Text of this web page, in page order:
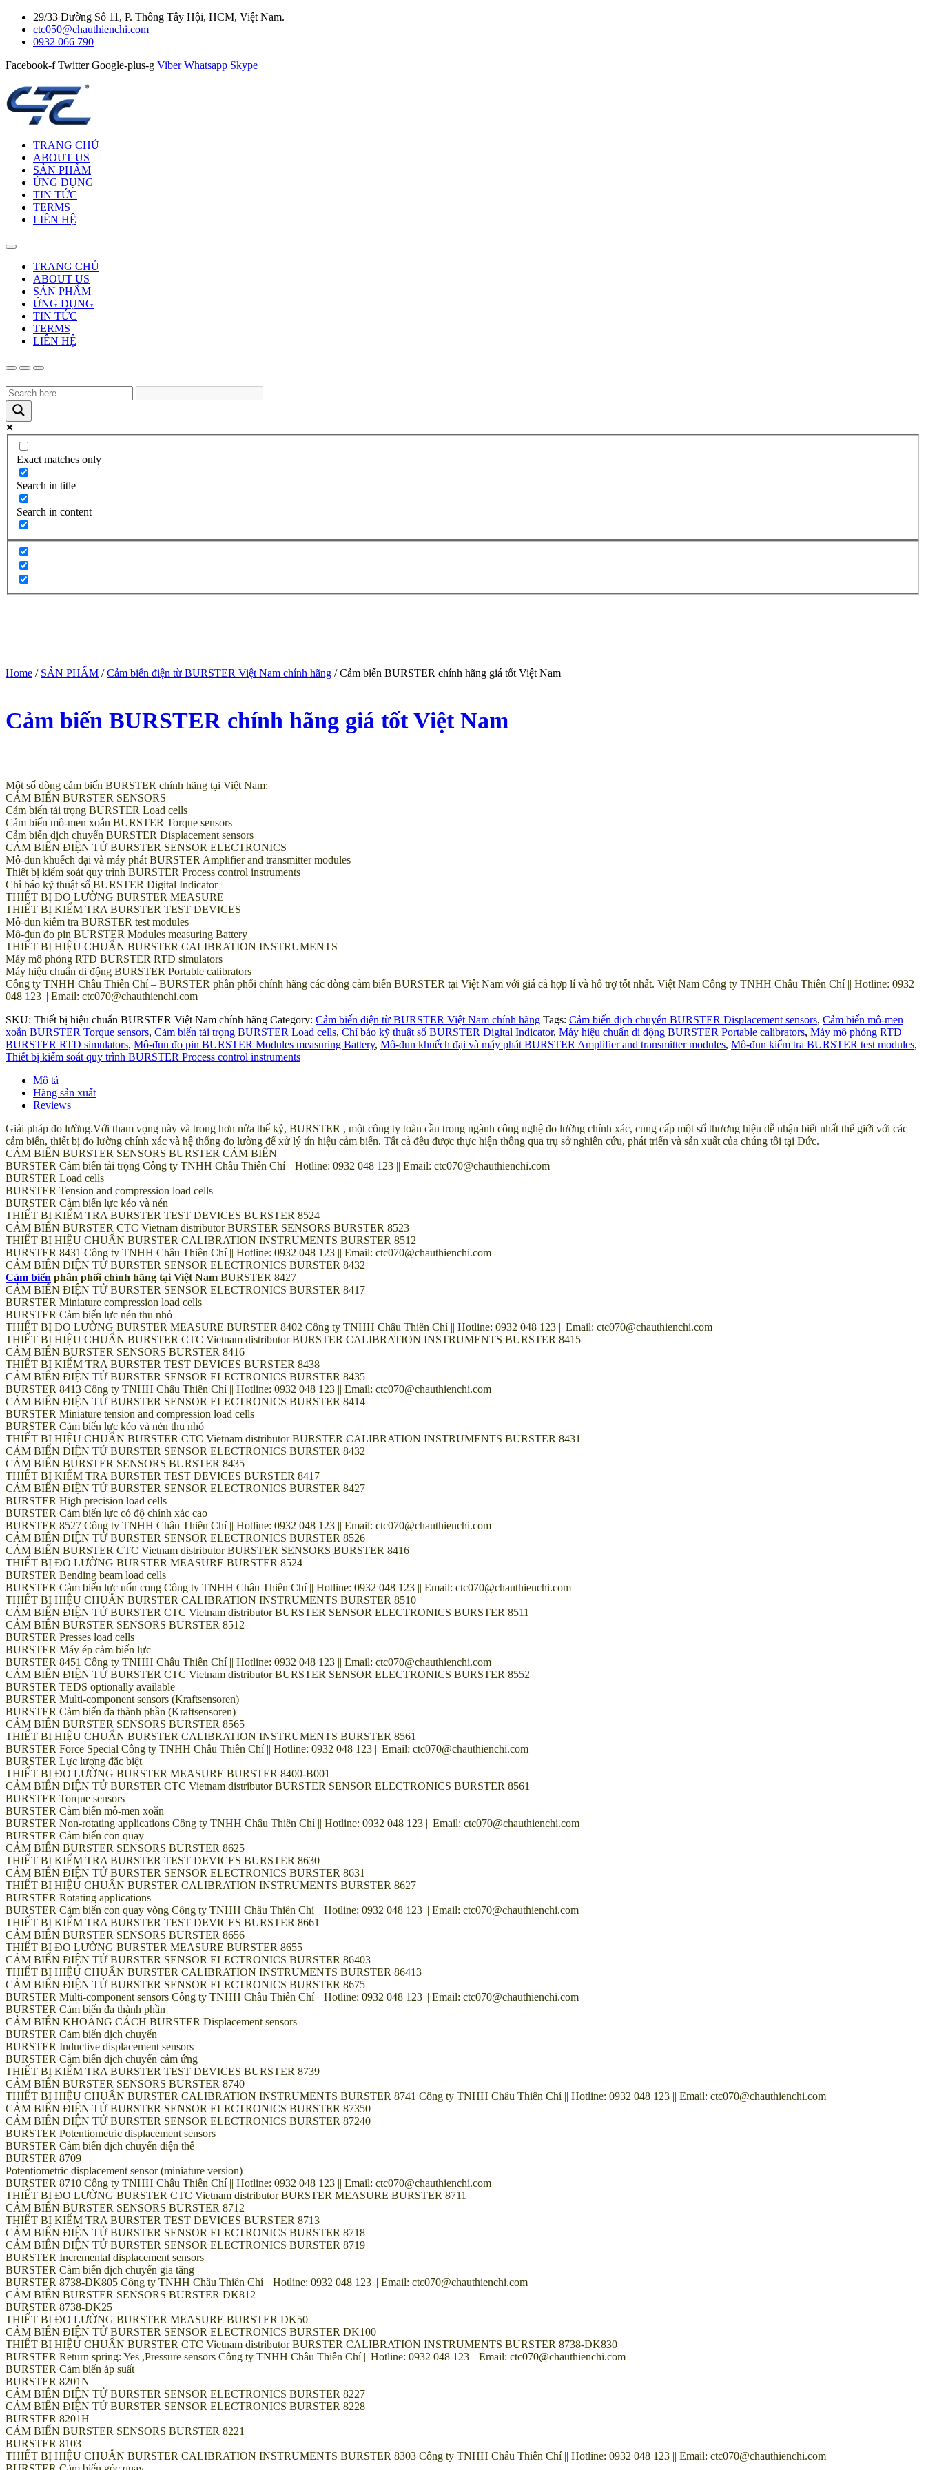
29/33 Đường Số 11, P. Thông Tây Hội, HCM, Việt Nam.
ctc050@chauthienchi.com
0932 066 790
Facebook-f Twitter Google-plus-g Viber Whatsapp Skype
TRANG CHỦ
ABOUT US
SẢN PHẨM
ỨNG DỤNG
TIN TỨC
TERMS
LIÊN HỆ
TRANG CHỦ
ABOUT US
SẢN PHẨM
ỨNG DỤNG
TIN TỨC
TERMS
LIÊN HỆ
Exact matches only
Search in title
Search in content
Home / SẢN PHẨM /Cảm biến điện từ BURSTER Việt Nam chính hãng / Cảm biến BURSTER chính hãng giá tốt Việt Nam
Cảm biến BURSTER chính hãng giá tốt Việt Nam
Một số dòng cảm biến BURSTER chính hãng tại Việt Nam:
CẢM BIẾN BURSTER SENSORS
Cảm biến tải trọng BURSTER Load cells
Cảm biến mô-men xoắn BURSTER Torque sensors
Cảm biến dịch chuyển BURSTER Displacement sensors
CẢM BIẾN ĐIỆN TỬ BURSTER SENSOR ELECTRONICS
Mô-đun khuếch đại và máy phát BURSTER Amplifier and transmitter modules
Thiết bị kiểm soát quy trình BURSTER Process control instruments
Chỉ báo kỹ thuật số BURSTER Digital Indicator
THIẾT BỊ ĐO LƯỜNG BURSTER MEASURE
THIẾT BỊ KIỂM TRA BURSTER TEST DEVICES
Mô-đun kiểm tra BURSTER test modules
Mô-đun đo pin BURSTER Modules measuring Battery
THIẾT BỊ HIỆU CHUẨN BURSTER CALIBRATION INSTRUMENTS
Máy mô phỏng RTD BURSTER RTD simulators
Máy hiệu chuẩn di động BURSTER Portable calibrators
Công ty TNHH Châu Thiên Chí – BURSTER phân phối chính hãng các dòng cảm biến BURSTER tại Việt Nam với giá cả hợp lí và hổ trợ tốt nhất. Việt Nam Công ty TNHH Châu Thiên Chí || Hotline: 0932
048 123 || Email: ctc070@chauthienchi.com
SKU: Thiết bị hiệu chuẩn BURSTER Việt Nam chính hãng Category: Cảm biến điện từ BURSTER Việt Nam chính hãng Tags: Cảm biến dịch chuyển BURSTER Displacement sensors, Cảm biến mô-men
xoắn BURSTER Torque sensors, Cảm biến tải trọng BURSTER Load cells, Chỉ báo kỹ thuật số BURSTER Digital Indicator, Máy hiệu chuẩn di động BURSTER Portable calibrators, Máy mô phỏng RTD
BURSTER RTD simulators, Mô-đun đo pin BURSTER Modules measuring Battery, Mô-đun khuếch đại và máy phát BURSTER Amplifier and transmitter modules, Mô-đun kiểm tra BURSTER test modules,
Thiết bị kiểm soát quy trình BURSTER Process control instruments
Mô tả
Hãng sản xuất
Reviews
Giải pháp đo lường.Với tham vọng này và trong hơn nửa thế kỷ, BURSTER , một công ty toàn cầu trong ngành công nghệ đo lường chính xác, cung cấp một số thương hiệu dễ nhận biết nhất thế giới với các
cảm biến, thiết bị đo lường chính xác và hệ thống đo lường để xử lý tín hiệu cảm biến. Tất cả đều được thực hiện thông qua trụ sở nghiên cứu, phát triển và sản xuất của chúng tôi tại Đức.
CẢM BIẾN BURSTER SENSORS BURSTER CẢM BIẾN
BURSTER Cảm biến tải trọng Công ty TNHH Châu Thiên Chí || Hotline: 0932 048 123 || Email: ctc070@chauthienchi.com
BURSTER Load cells
BURSTER Tension and compression load cells
BURSTER Cảm biến lực kéo và nén
THIẾT BỊ KIỂM TRA BURSTER TEST DEVICES BURSTER 8524
CẢM BIẾN BURSTER CTC Vietnam distributor BURSTER SENSORS BURSTER 8523
THIẾT BỊ HIỆU CHUẨN BURSTER CALIBRATION INSTRUMENTS BURSTER 8512
BURSTER 8431 Công ty TNHH Châu Thiên Chí || Hotline: 0932 048 123 || Email: ctc070@chauthienchi.com
CẢM BIẾN ĐIỆN TỬ BURSTER SENSOR ELECTRONICS BURSTER 8432
Cảm biến phân phối chính hãng tại Việt Nam BURSTER 8427
CẢM BIẾN ĐIỆN TỬ BURSTER SENSOR ELECTRONICS BURSTER 8417
BURSTER Miniature compression load cells
BURSTER Cảm biến lực nén thu nhỏ
THIẾT BỊ ĐO LƯỜNG BURSTER MEASURE BURSTER 8402 Công ty TNHH Châu Thiên Chí || Hotline: 0932 048 123 || Email: ctc070@chauthienchi.com
THIẾT BỊ HIỆU CHUẨN BURSTER CTC Vietnam distributor BURSTER CALIBRATION INSTRUMENTS BURSTER 8415
CẢM BIẾN BURSTER SENSORS BURSTER 8416
THIẾT BỊ KIỂM TRA BURSTER TEST DEVICES BURSTER 8438
CẢM BIẾN ĐIỆN TỬ BURSTER SENSOR ELECTRONICS BURSTER 8435
BURSTER 8413 Công ty TNHH Châu Thiên Chí || Hotline: 0932 048 123 || Email: ctc070@chauthienchi.com
CẢM BIẾN ĐIỆN TỬ BURSTER SENSOR ELECTRONICS BURSTER 8414
BURSTER Miniature tension and compression load cells
BURSTER Cảm biến lực kéo và nén thu nhỏ
THIẾT BỊ HIỆU CHUẨN BURSTER CTC Vietnam distributor BURSTER CALIBRATION INSTRUMENTS BURSTER 8431
CẢM BIẾN ĐIỆN TỬ BURSTER SENSOR ELECTRONICS BURSTER 8432
CẢM BIẾN BURSTER SENSORS BURSTER 8435
THIẾT BỊ KIỂM TRA BURSTER TEST DEVICES BURSTER 8417
CẢM BIẾN ĐIỆN TỬ BURSTER SENSOR ELECTRONICS BURSTER 8427
BURSTER High precision load cells
BURSTER Cảm biến lực có độ chính xác cao
BURSTER 8527 Công ty TNHH Châu Thiên Chí || Hotline: 0932 048 123 || Email: ctc070@chauthienchi.com
CẢM BIẾN ĐIỆN TỬ BURSTER SENSOR ELECTRONICS BURSTER 8526
CẢM BIẾN BURSTER CTC Vietnam distributor BURSTER SENSORS BURSTER 8416
THIẾT BỊ ĐO LƯỜNG BURSTER MEASURE BURSTER 8524
BURSTER Bending beam load cells
BURSTER Cảm biến lực uốn cong Công ty TNHH Châu Thiên Chí || Hotline: 0932 048 123 || Email: ctc070@chauthienchi.com
THIẾT BỊ HIỆU CHUẨN BURSTER CALIBRATION INSTRUMENTS BURSTER 8510
CẢM BIẾN ĐIỆN TỬ BURSTER CTC Vietnam distributor BURSTER SENSOR ELECTRONICS BURSTER 8511
CẢM BIẾN BURSTER SENSORS BURSTER 8512
BURSTER Presses load cells
BURSTER Máy ép cảm biến lực
BURSTER 8451 Công ty TNHH Châu Thiên Chí || Hotline: 0932 048 123 || Email: ctc070@chauthienchi.com
CẢM BIẾN ĐIỆN TỬ BURSTER CTC Vietnam distributor BURSTER SENSOR ELECTRONICS BURSTER 8552
BURSTER TEDS optionally available
BURSTER Multi-component sensors (Kraftsensoren)
BURSTER Cảm biến đa thành phần (Kraftsensoren)
CẢM BIẾN BURSTER SENSORS BURSTER 8565
THIẾT BỊ HIỆU CHUẨN BURSTER CALIBRATION INSTRUMENTS BURSTER 8561
BURSTER Force Special Công ty TNHH Châu Thiên Chí || Hotline: 0932 048 123 || Email: ctc070@chauthienchi.com
BURSTER Lực lượng đặc biệt
THIẾT BỊ ĐO LƯỜNG BURSTER MEASURE BURSTER 8400-B001
CẢM BIẾN ĐIỆN TỬ BURSTER CTC Vietnam distributor BURSTER SENSOR ELECTRONICS BURSTER 8561
BURSTER Torque sensors
BURSTER Cảm biến mô-men xoắn
BURSTER Non-rotating applications Công ty TNHH Châu Thiên Chí || Hotline: 0932 048 123 || Email: ctc070@chauthienchi.com
BURSTER Cảm biến con quay
CẢM BIẾN BURSTER SENSORS BURSTER 8625
THIẾT BỊ KIỂM TRA BURSTER TEST DEVICES BURSTER 8630
CẢM BIẾN ĐIỆN TỬ BURSTER SENSOR ELECTRONICS BURSTER 8631
THIẾT BỊ HIỆU CHUẨN BURSTER CALIBRATION INSTRUMENTS BURSTER 8627
BURSTER Rotating applications
BURSTER Cảm biến con quay vòng Công ty TNHH Châu Thiên Chí || Hotline: 0932 048 123 || Email: ctc070@chauthienchi.com
THIẾT BỊ KIỂM TRA BURSTER TEST DEVICES BURSTER 8661
CẢM BIẾN BURSTER SENSORS BURSTER 8656
THIẾT BỊ ĐO LƯỜNG BURSTER MEASURE BURSTER 8655
CẢM BIẾN ĐIỆN TỬ BURSTER SENSOR ELECTRONICS BURSTER 86403
THIẾT BỊ HIỆU CHUẨN BURSTER CALIBRATION INSTRUMENTS BURSTER 86413
CẢM BIẾN ĐIỆN TỬ BURSTER SENSOR ELECTRONICS BURSTER 8675
BURSTER Multi-component sensors Công ty TNHH Châu Thiên Chí || Hotline: 0932 048 123 || Email: ctc070@chauthienchi.com
BURSTER Cảm biến đa thành phần
CẢM BIẾN KHOẢNG CÁCH BURSTER Displacement sensors
BURSTER Cảm biến dịch chuyển
BURSTER Inductive displacement sensors
BURSTER Cảm biến dịch chuyển cảm ứng
THIẾT BỊ KIỂM TRA BURSTER TEST DEVICES BURSTER 8739
CẢM BIẾN BURSTER SENSORS BURSTER 8740
THIẾT BỊ HIỆU CHUẨN BURSTER CALIBRATION INSTRUMENTS BURSTER 8741 Công ty TNHH Châu Thiên Chí || Hotline: 0932 048 123 || Email: ctc070@chauthienchi.com
CẢM BIẾN ĐIỆN TỬ BURSTER SENSOR ELECTRONICS BURSTER 87350
CẢM BIẾN ĐIỆN TỬ BURSTER SENSOR ELECTRONICS BURSTER 87240
BURSTER Potentiometric displacement sensors
BURSTER Cảm biến dịch chuyển điện thế
BURSTER 8709
Potentiometric displacement sensor (miniature version)
BURSTER 8710 Công ty TNHH Châu Thiên Chí || Hotline: 0932 048 123 || Email: ctc070@chauthienchi.com
THIẾT BỊ ĐO LƯỜNG BURSTER CTC Vietnam distributor BURSTER MEASURE BURSTER 8711
CẢM BIẾN BURSTER SENSORS BURSTER 8712
THIẾT BỊ KIỂM TRA BURSTER TEST DEVICES BURSTER 8713
CẢM BIẾN ĐIỆN TỬ BURSTER SENSOR ELECTRONICS BURSTER 8718
CẢM BIẾN ĐIỆN TỬ BURSTER SENSOR ELECTRONICS BURSTER 8719
BURSTER Incremental displacement sensors
BURSTER Cảm biến dịch chuyển gia tăng
BURSTER 8738-DK805 Công ty TNHH Châu Thiên Chí || Hotline: 0932 048 123 || Email: ctc070@chauthienchi.com
CẢM BIẾN BURSTER SENSORS BURSTER DK812
BURSTER 8738-DK25
THIẾT BỊ ĐO LƯỜNG BURSTER MEASURE BURSTER DK50
CẢM BIẾN ĐIỆN TỬ BURSTER SENSOR ELECTRONICS BURSTER DK100
THIẾT BỊ HIỆU CHUẨN BURSTER CTC Vietnam distributor BURSTER CALIBRATION INSTRUMENTS BURSTER 8738-DK830
BURSTER Return spring: Yes ,Pressure sensors Công ty TNHH Châu Thiên Chí || Hotline: 0932 048 123 || Email: ctc070@chauthienchi.com
BURSTER Cảm biến áp suất
BURSTER 8201N
CẢM BIẾN ĐIỆN TỬ BURSTER SENSOR ELECTRONICS BURSTER 8227
CẢM BIẾN ĐIỆN TỬ BURSTER SENSOR ELECTRONICS BURSTER 8228
BURSTER 8201H
CẢM BIẾN BURSTER SENSORS BURSTER 8221
BURSTER 8103
THIẾT BỊ HIỆU CHUẨN BURSTER CALIBRATION INSTRUMENTS BURSTER 8303 Công ty TNHH Châu Thiên Chí || Hotline: 0932 048 123 || Email: ctc070@chauthienchi.com